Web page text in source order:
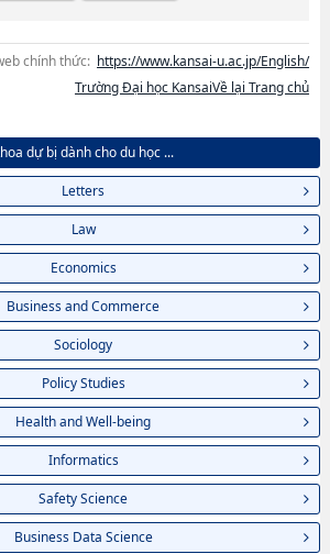
môn đang tiếp nhận du học sinh.
chính thức: https://www.kansai-u.ac.jp/English/
Trường Đại học KansaiVề lại Trang chủ
dự bị dành cho du học ...
Letters
Law
Economics
Business and Commerce
Sociology
Policy Studies
Health and Well-being
Informatics
Safety Science
Business Data Science